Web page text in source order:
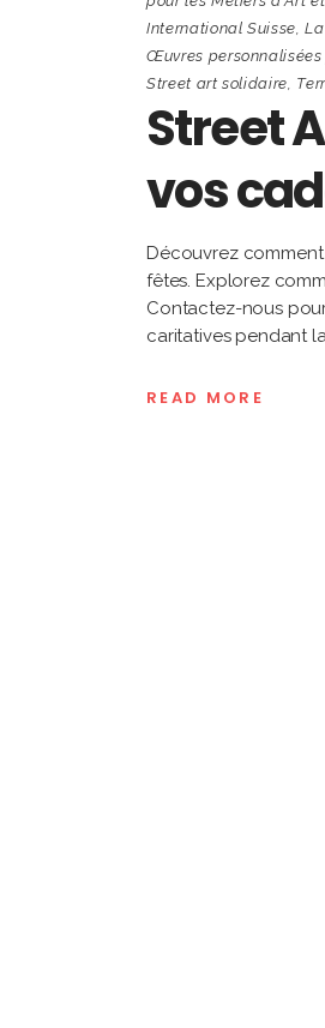
International Suisse ,
Œuvres personnalisées
Street art solidaire
Street
vos
Découvrez
fêtes. Explorez
Contactez-nous
caritatives pendant
READ MORE